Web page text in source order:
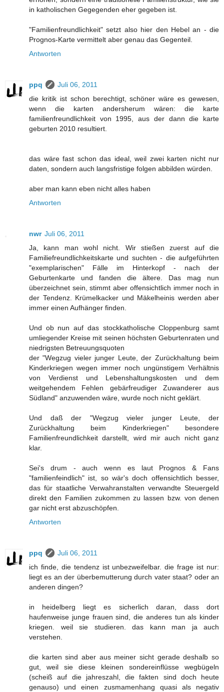
in katholischen Gegegenden eher gegeben ist.
"Familienfreundlichkeit" setzt also hier den Hebel an - die
Prognos-Karte vermittelt aber genau das Gegenteil.
Antworten
ppq
Juli 06, 2011
die kritik ist schon berechtigt, schöner wäre es gewesen,
wenn die karten andersherum wären: die karte
familienfreundlichkeit von 1995, aus der dann die karte
geburten 2010 resultiert.
das wäre fast schon das ideal, weil zwei karten nicht nur
daten, sondern auch langsfristige folgen abbilden würden.
aber man kann eben nicht alles haben
Antworten
nwr Juli 06, 2011
Ja, kann man wohl nicht. Wir stießen zuerst auf die
Familiefreundlichkeitskarte und suchten - die aufgeführten
"exemplarischen" Fälle im Hinterkopf - nach der
Geburtenkarte und fanden die ältere. Das mag nun
überzeichnet sein, stimmt aber offensichtlich immer noch in
der Tendenz. Krümelkacker und Mäkelheinis werden aber
immer einen Aufhänger finden.
Und ob nun auf das stockkatholische Cloppenburg samt
umliegender Kreise mit seinen höchsten Geburtenraten und
niedrigsten Betreuungsquoten
der "Wegzug vieler junger Leute, der Zurückhaltung beim
Kinderkriegen wegen immer noch ungünstigem Verhältnis
von Verdienst und Lebenshaltungskosten und dem
weitgehendem Fehlen gebärfreudiger Zuwanderer aus
Südland" anzuwenden wäre, wurde noch nicht geklärt.
Und daß der "Wegzug vieler junger Leute, der
Zurückhaltung beim Kinderkriegen" besondere
Familienfreundlichkeit darstellt, wird mir auch nicht ganz
klar.
Sei's drum - auch wenn es laut Prognos & Fans
"familienfeindlich" ist, so wär's doch offensichtlich besser,
das für staatliche Verwahranstalten verwandte Steuergeld
direkt den Familien zukommen zu lassen bzw. von denen
gar nicht erst abzuschöpfen.
Antworten
ppq
Juli 06, 2011
ich finde, die tendenz ist unbezweifelbar. die frage ist nur:
liegt es an der überbemutterung durch vater staat? oder an
anderen dingen?
in heidelberg liegt es sicherlich daran, dass dort
haufenweise junge frauen sind, die anderes tun als kinder
kriegen. weil sie studieren. das kann man ja auch
verstehen.
die karten sind aber aus meiner sicht gerade deshalb so
gut, weil sie diese kleinen sondereinflüsse wegbügeln
(scheiß auf die jahreszahl, die fakten sind doch heute
genauso) und einen zusmamenhang quasi als negativ